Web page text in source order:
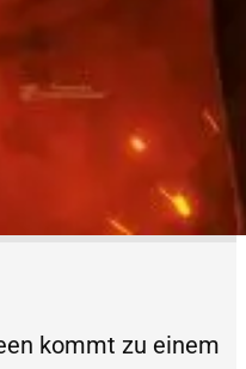
kommt zu einem